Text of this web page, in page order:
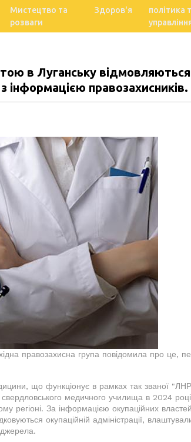
Мистецтво та
розваги
Здоров'я
політика
в Луганську відмовляються
інформацією правозахисників.
правозахисна група повідомила про це,
що функціонує в рамках так званої
медичного училища в 2024
регіоні. За інформацією окупаційних
окупаційній адміністрації,
джерела.